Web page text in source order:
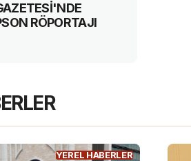
RÖPORTAJI
YEREL HABERLER